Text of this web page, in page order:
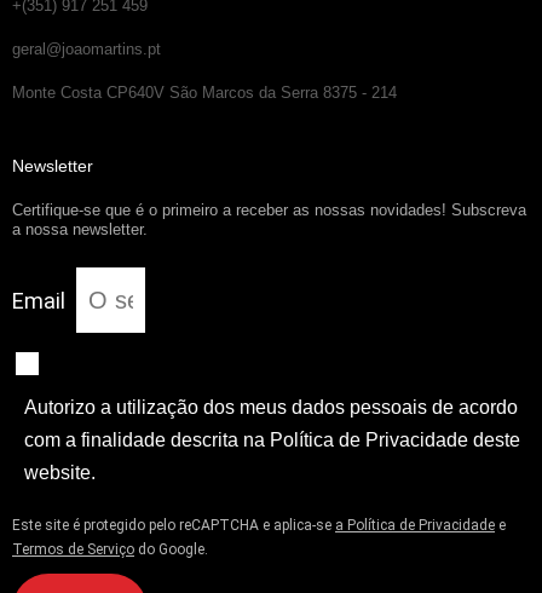
+(351) 917 251 459
geral@joaomartins.pt
Monte Costa CP640V São Marcos da Serra 8375 - 214
Newsletter
Certifique-se que é o primeiro a receber as nossas novidades! Subscreva
a nossa newsletter.
Email
Autorizo a utilização dos meus dados pessoais de acordo
com a finalidade descrita na Política de Privacidade deste
website.
Este site é protegido pelo reCAPTCHA e aplica-se a Política de Privacidade e
Termos de Serviço do Google.